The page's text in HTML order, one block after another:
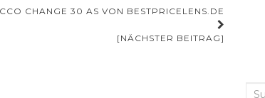
CHANGE 30 AS VON BESTPRICELENS.DE
[NÄCHSTER BEITRAG]